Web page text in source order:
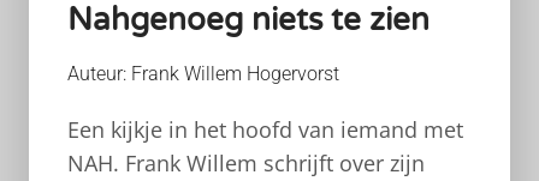
Nahgenoeg niets te zien
Auteur: Frank Willem Hogervorst
Een kijkje in het hoofd van iemand met
NAH. Frank Willem schrijft over zijn